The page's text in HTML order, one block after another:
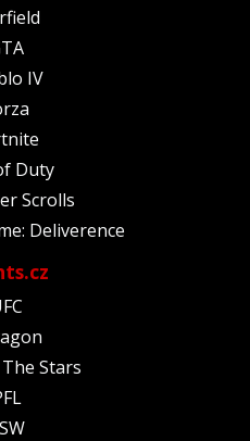
IV
Duty
Scrolls
Deliverence
Stars